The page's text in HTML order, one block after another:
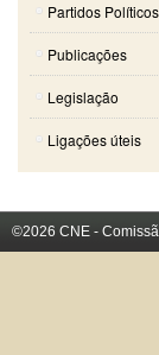
Partidos Políticos
Publicações
Legislação
Ligações úteis
©2026 CNE -